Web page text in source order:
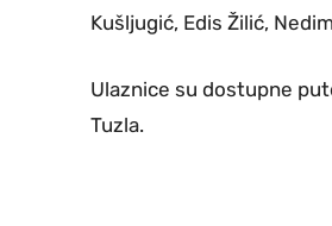
Kušljugić, Edis Žilić,
Ulaznice su dostupne
Tuzla.